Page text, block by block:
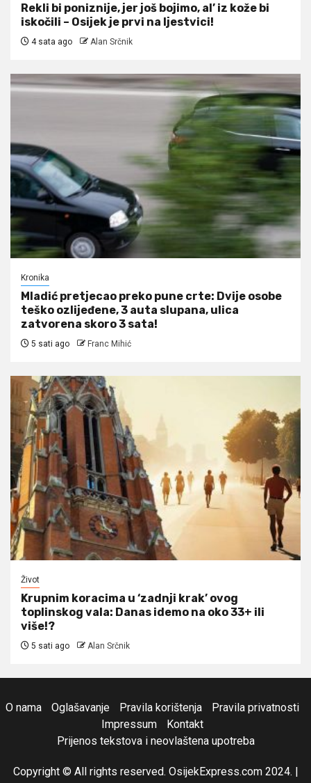
Rekli bi poniznije, jer još bojimo, al’ iz kože bi
iskočili – Osijek je prvi na ljestvici!
4 sata ago Alan Srčnik
Kronika
Mladić pretjecao preko pune crte: Dvije osobe
teško ozlijeđene, 3 auta slupana, ulica
zatvorena skoro 3 sata!
5 sati ago Franc Mihić
Život
Krupnim koracima u ‘zadnji krak’ ovog
toplinskog vala: Danas idemo na oko 33+ ili
više!?
5 sati ago Alan Srčnik
O nama Oglašavanje Pravila korištenja
Pravila privatnosti
Impressum
Kontakt
Prijenos tekstova i neovlaštena upotreba
Copyright © All rights reserved. OsijekExpress.com 2024. |